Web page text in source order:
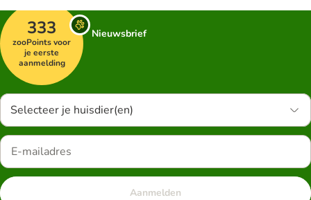
333
zooPoints voor
je eerste
aanmelding
Nieuwsbrief
Selecteer je huisdier(en)
Aanmelden